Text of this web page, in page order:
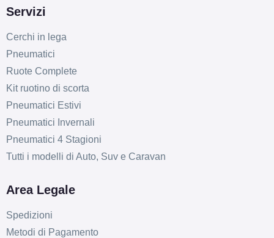
Servizi
Cerchi in lega
Pneumatici
Ruote Complete
Kit ruotino di scorta
Pneumatici Estivi
Pneumatici Invernali
Pneumatici 4 Stagioni
Tutti i modelli di Auto, Suv e Caravan
Area Legale
Spedizioni
Metodi di Pagamento